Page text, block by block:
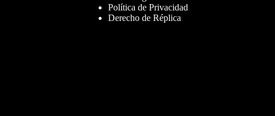
Política de Privacidad
Derecho de Réplica